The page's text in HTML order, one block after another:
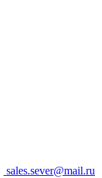
sales.sever@mail.ru